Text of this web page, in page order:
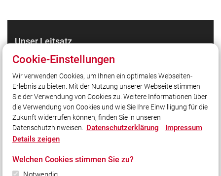
Unser Leitsatz
Gott zur Ehr dem Nächsten zur Wehr!
Quicklinks
LFV Bayern
Social Media
Bleiben Sie mit uns in Kontakt und vernetzen Sie sich
Cookie-Einstellungen
Wir verwenden Cookies, um Ihnen ein optimales Webseiten-
Erlebnis zu bieten. Mit der Nutzung unserer Webseite stimmen
Sie der Verwendung von Cookies zu. Weitere Informationen über
die Verwendung von Cookies und wie Sie Ihre Einwilligung für die
Zukunft widerrufen können, finden Sie in unseren
Datenschutzhinweisen. Datenschutzerklärung
Impressum
Details zeigen
Welchen Cookies stimmen Sie zu?